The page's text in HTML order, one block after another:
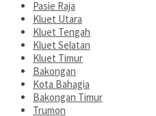
Pasie Raja
Kluet Utara
Kluet Tengah
Kluet Selatan
Kluet Timur
Bakongan
Kota Bahagia
Bakongan Timur
Trumon